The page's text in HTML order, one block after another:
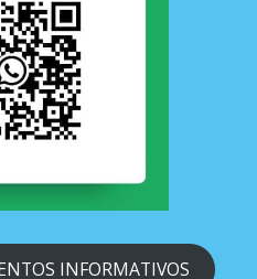
INFORMATIVOS